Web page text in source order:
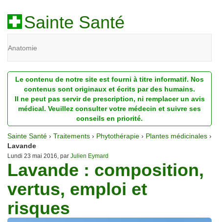
Sainte Santé
Anatomie
Diagnostic
Dossiers
Homéopathie
Nutrition
Pathologie
Psychologie
Recherches
Le contenu de notre site est fourni à titre informatif. Nos
contenus sont originaux et écrits par des humains.
Il ne peut pas servir de prescription, ni remplacer un avis
médical. Veuillez consulter votre médecin et suivre ses
conseils en priorité.
Sainte Santé › Traitements › Phytothérapie › Plantes médicinales ›
Lavande
Lundi 23 mai 2016, par Julien Eymard
Lavande : composition,
vertus, emploi et
risques